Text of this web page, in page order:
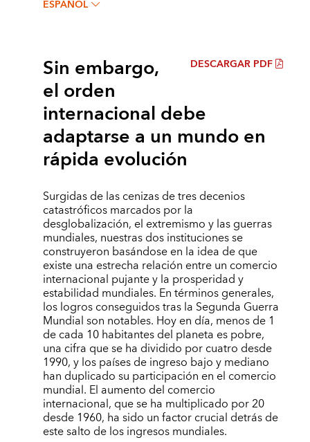
ESPAÑOL
DESCARGAR PDF
Sin embargo,
el orden
internacional debe
adaptarse a un mundo en
rápida evolución
Surgidas de las cenizas de tres decenios
catastróficos marcados por la
desglobalización, el extremismo y las guerras
mundiales, nuestras dos instituciones se
construyeron basándose en la idea de que
existe una estrecha relación entre un comercio
internacional pujante y la prosperidad y
estabilidad mundiales. En términos generales,
los logros conseguidos tras la Segunda Guerra
Mundial son notables. Hoy en día, menos de 1
de cada 10 habitantes del planeta es pobre,
una cifra que se ha dividido por cuatro desde
1990, y los países de ingreso bajo y mediano
han duplicado su participación en el comercio
mundial. El aumento del comercio
internacional, que se ha multiplicado por 20
desde 1960, ha sido un factor crucial detrás de
este salto de los ingresos mundiales.